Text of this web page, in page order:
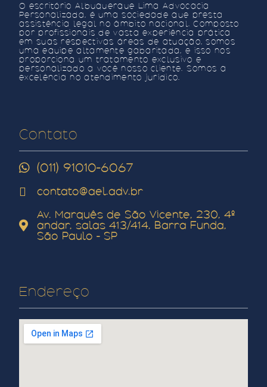
O escritório Albuquerque Lima Advocacia
Personalizada, é uma sociedade que presta
assistência legal no âmbito nacional. Composto
por profissionais de vasta experiência prática
em suas respectivas áreas de atuação, somos
uma equipe altamente gabaritada, e isso nos
proporciona um tratamento exclusivo e
personalizado a você nosso cliente. Somos a
excelência no atendimento jurídico.
Contato
(011) 91010-6067
contato@ael.adv.br
Av. Marquês de São Vicente, 230, 4º
andar, salas 413/414, Barra Funda,
São Paulo - SP
Endereço